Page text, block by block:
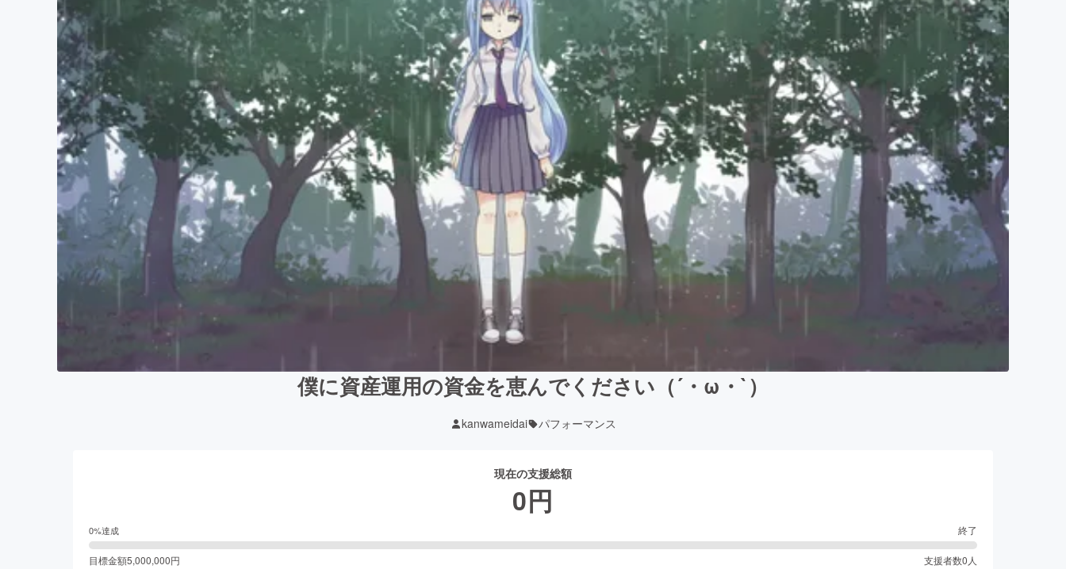
僕に資産運用の資金を恵んでください（´・ω・`）
kanwameidai パフォーマンス
現在の支援総額
0円
0%達成 終了
目標金額5,000,000円 支援者数0 人